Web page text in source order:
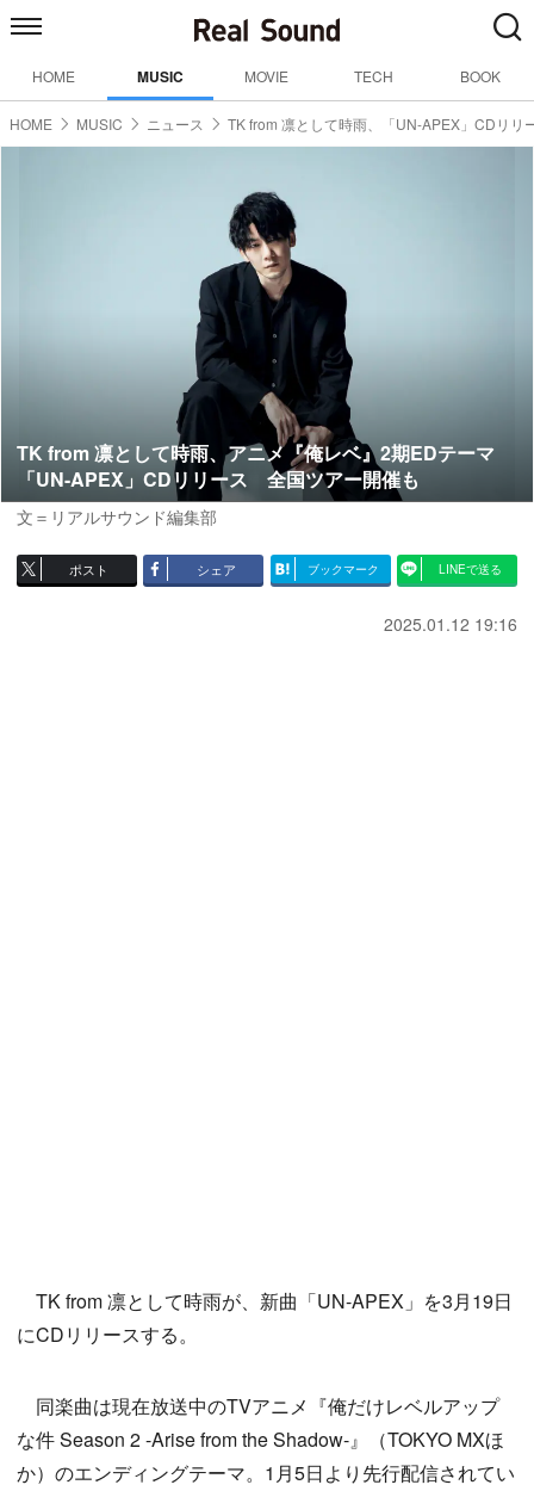
HOME MUSIC MOVIE TECH BOOK
HOME MUSIC ニュース TK from 凛として時雨、「UN-APEX」CDリリ
TK from 凛として時雨、アニメ『俺レベ』2期EDテーマ
「UN-APEX」CDリリース 全国ツアー開催も
文＝リアルサウンド編集部
ポスト シェア ブックマーク LINEで送る
2025.01.12 19:16
TK from 凛として時雨が、新曲「UN-APEX」を3月19日
にCDリリースする。
同楽曲は現在放送中のTVアニメ『俺だけレベルアップ
な件 Season 2 -Arise from the Shadow-』（TOKYO MXほ
か）のエンディングテーマ。1月5日より先行配信されてい